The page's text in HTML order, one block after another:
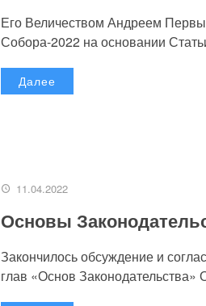
Его Величеством Андреем
Собора-2022 на основании
Далее
11.04.2022
Основы
Закончилось обсуждение и
глав «Основ Законодательства»